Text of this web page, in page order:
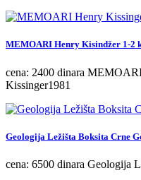
MEMOARI Henry Kisindžer 1-2
cena: 2400 dinara
Kissinger1981
Geologija Ležišta Boksita Crne
cena: 6500 dinara Geologija